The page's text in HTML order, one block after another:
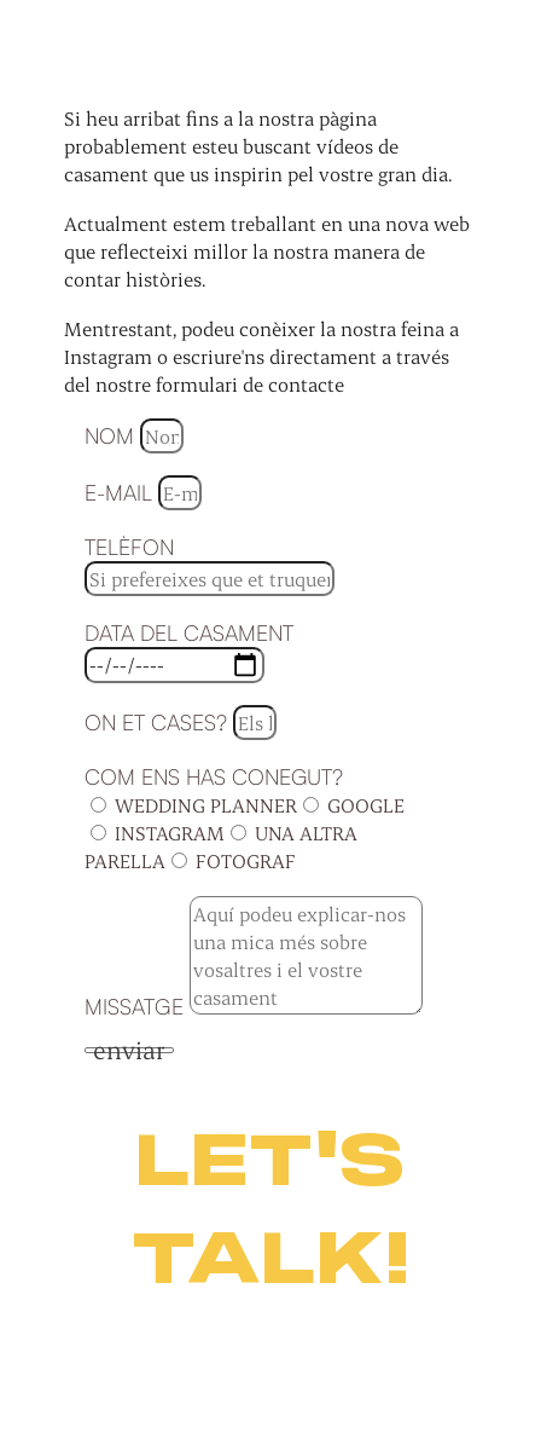
Si heu arribat fins a la nostra pàgina
probablement esteu buscant vídeos de
casament que us inspirin pel vostre gran dia.
Actualment estem treballant en una nova web
que reflecteixi millor la nostra manera de
contar històries.
Mentrestant, podeu conèixer la nostra feina a
Instagram o escriure'ns directament a través
del nostre formulari de contacte
NOM
E-MAIL
TELÈFON
DATA DEL CASAMENT
ON ET CASES?
COM ENS HAS CONEGUT?
WEDDING PLANNER
GOOGLE
INSTAGRAM
UNA ALTRA
PARELLA
FOTOGRAF
MISSATGE
enviar
LET'S
TALK!